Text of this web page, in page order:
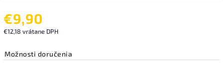
€9,90
€12,18 vrátane DPH
Možnosti doručenia